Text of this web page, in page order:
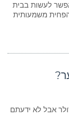
לעשות בבית
משמעותית
אבל לא ידעתם